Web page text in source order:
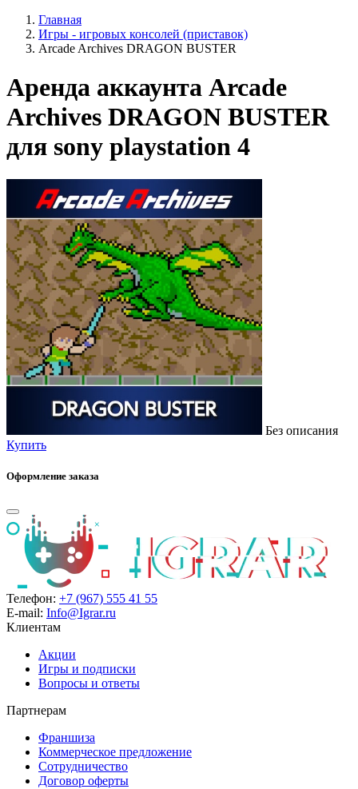
Главная
Игры - игровых консолей (приставок)
Arcade Archives DRAGON BUSTER
Аренда аккаунта Arcade
Archives DRAGON BUSTER
для sony playstation 4
Без описания
Купить
Оформление заказа
Телефон: +7 (967) 555 41 55
E-mail: Info@Igrar.ru
Клиентам
Акции
Игры и подписки
Вопросы и ответы
Партнерам
Франшиза
Коммерческое предложение
Сотрудничество
Договор оферты